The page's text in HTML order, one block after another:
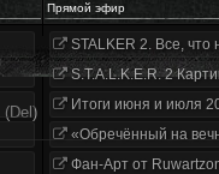
Прямой эфир
STALKER 2. Все, что
S.T.A.L.K.E.R. 2
Итоги июня и июля
«Обречённый на
Фан-Арт от
(Del)